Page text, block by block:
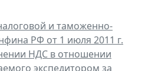
и таможенно-
РФ от 1 июля 2011 г.
НДС в отношении
экспедитором за